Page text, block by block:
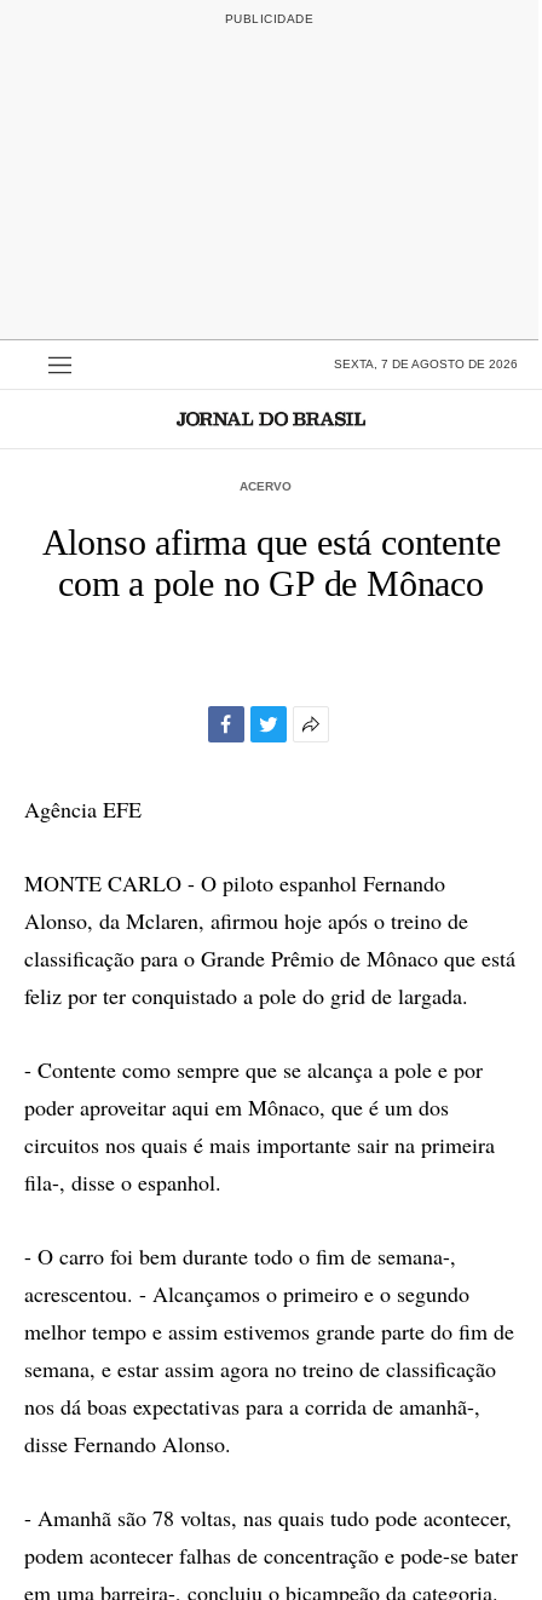
SEXTA, 7 DE AGOSTO DE 2026
ACERVO
Alonso afirma que está contente
com a pole no GP de Mônaco
Agência EFE
MONTE CARLO - O piloto espanhol Fernando
Alonso, da Mclaren, afirmou hoje após o treino de
classificação para o Grande Prêmio de Mônaco que está
feliz por ter conquistado a pole do grid de largada.
- Contente como sempre que se alcança a pole e por
poder aproveitar aqui em Mônaco, que é um dos
circuitos nos quais é mais importante sair na primeira
fila-, disse o espanhol.
- O carro foi bem durante todo o fim de semana-,
acrescentou. - Alcançamos o primeiro e o segundo
melhor tempo e assim estivemos grande parte do fim de
semana, e estar assim agora no treino de classificação
nos dá boas expectativas para a corrida de amanhã-,
disse Fernando Alonso.
- Amanhã são 78 voltas, nas quais tudo pode acontecer,
podem acontecer falhas de concentração e pode-se bater
em uma barreira-, concluiu o bicampeão da categoria.